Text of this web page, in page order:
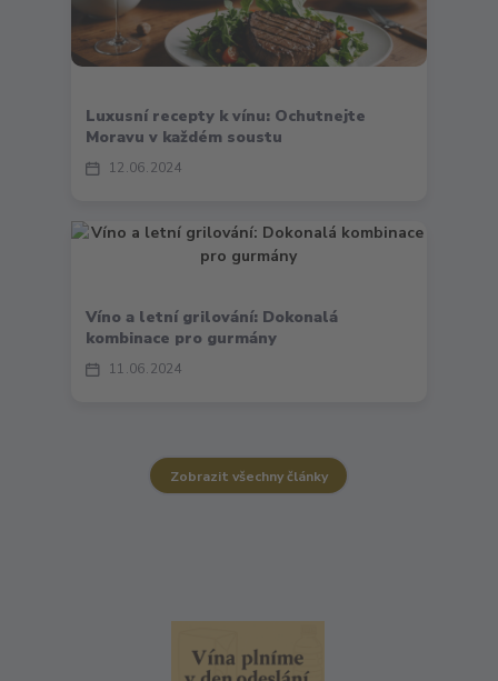
12 06 2024
Luxusní recepty k vínu: Ochutnejte
Moravu v každém soustu
11 06 2024
Víno a letní grilování: Dokonalá
kombinace pro gurmány
Zobrazit všechny články